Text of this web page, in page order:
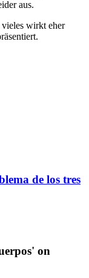
aus.
vieles wirkt eher
de los tres
on